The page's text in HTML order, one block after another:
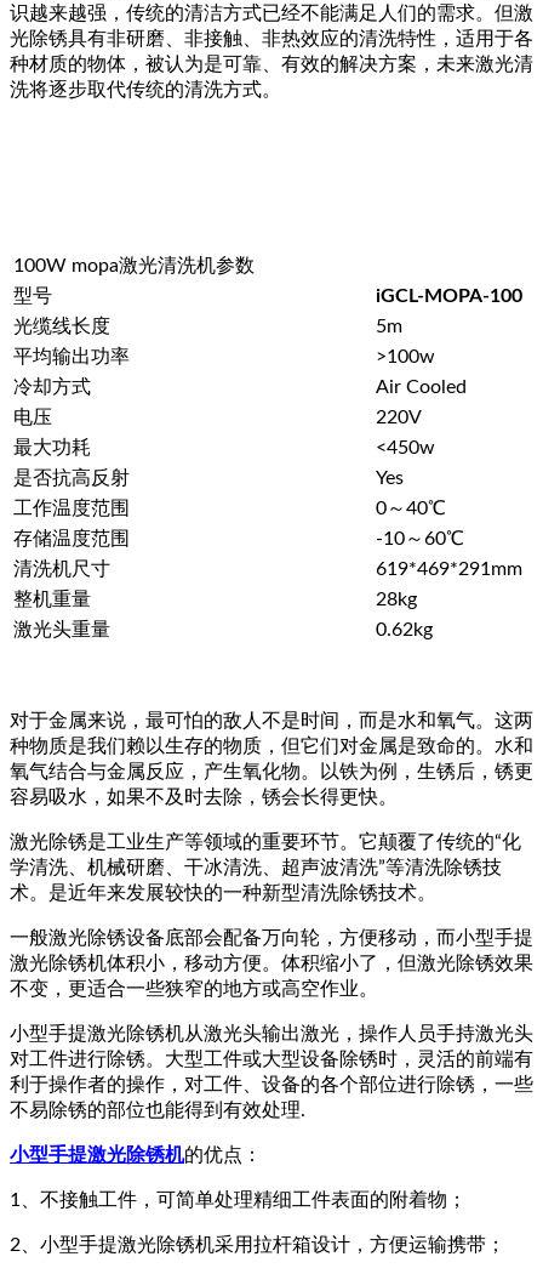
识越来越强，传统的清洁方式已经不能满足人们的需求。但激
光除锈具有非研磨、非接触、非热效应的清洗特性，适用于各
种材质的物体，被认为是可靠、有效的解决方案，未来激光清
洗将逐步取代传统的清洗方式。
100W mopa激光清洗机参数
型号
iGCL-MOPA-100
光缆线长度
5m
平均输出功率
>100w
冷却方式
Air Cooled
电压
220V
最大功耗
<450w
是否抗高反射
Yes
工作温度范围
0～40℃
存储温度范围
-10～60℃
清洗机尺寸
619*469*291mm
整机重量
28kg
激光头重量
0.62kg
对于金属来说，最可怕的敌人不是时间，而是水和氧气。这两
种物质是我们赖以生存的物质，但它们对金属是致命的。水和
氧气结合与金属反应，产生氧化物。以铁为例，生锈后，锈更
容易吸水，如果不及时去除，锈会长得更快。
激光除锈是工业生产等领域的重要环节。它颠覆了传统的“化
学清洗、机械研磨、干冰清洗、超声波清洗”等清洗除锈技
术。是近年来发展较快的一种新型清洗除锈技术。
一般激光除锈设备底部会配备万向轮，方便移动，而小型手提
激光除锈机体积小，移动方便。体积缩小了，但激光除锈效果
不变，更适合一些狭窄的地方或高空作业。
小型手提激光除锈机从激光头输出激光，操作人员手持激光头
对工件进行除锈。大型工件或大型设备除锈时，灵活的前端有
利于操作者的操作，对工件、设备的各个部位进行除锈，一些
不易除锈的部位也能得到有效处理.
小型手提激光除锈机的优点：
1、不接触工件，可简单处理精细工件表面的附着物；
2、小型手提激光除锈机采用拉杆箱设计，方便运输携带；